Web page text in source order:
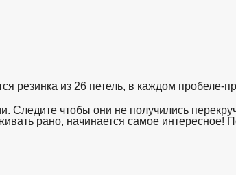
резинка из 26 петель, в каждом пробеле-
Следите чтобы они не получились
рано, начинается самое интересное!